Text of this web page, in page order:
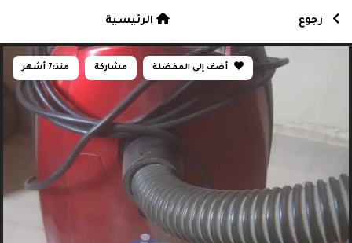
أضف إلى المفضلة مشاركة منذ:7 أشهر
رجوع الرئيسية